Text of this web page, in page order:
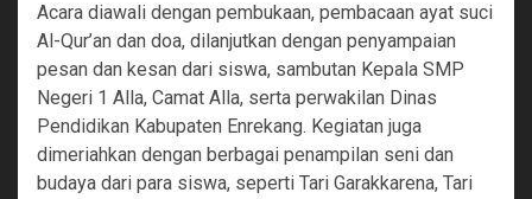
Acara diawali dengan pembukaan, pembacaan ayat suci
Al-Qur’an dan doa, dilanjutkan dengan penyampaian
pesan dan kesan dari siswa, sambutan Kepala SMP
Negeri 1 Alla, Camat Alla, serta perwakilan Dinas
Pendidikan Kabupaten Enrekang. Kegiatan juga
dimeriahkan dengan berbagai penampilan seni dan
budaya dari para siswa, seperti Tari Garakkarena, Tari